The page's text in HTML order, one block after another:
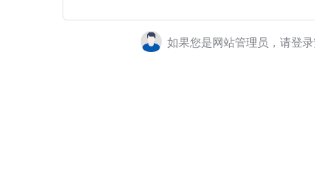
如果您是网站管理员，请登